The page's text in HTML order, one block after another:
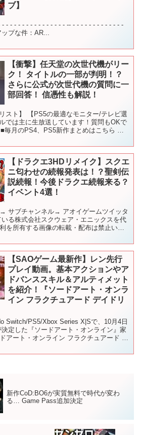
ブ】
- - - - - - - - - - - - - - - -- - - - - - - - - - - - - -
プな件：AR...
【衝撃】任天堂の次世代機がリー
ク！ タイトルの一部が判明！？
さらに公式が次世代機の質問に一
部回答！ 信憑性も解説！
スト】 【PS5の最適なモニター/テレビ選
では主に生放送しています！質問もOKで
毎月のPS4、PS5新作まとめはこちら 〇
【ドラクエ3HDリメイク】スクエ
ニ匂わせの続報発表は！？聖剣伝
説続報！今後ドラクエ続報来る？
イベント4選！
サブチャンネル→ アオイゲームツイッタ
る株式会社スクウェア・エニックスを代
を所有する画像の転載・配布は禁止いた
【SAOゲーム最新作】レン先行
プレイ動画。基本アクションやア
ドバンススキル＆アルティメット
を紹介！『ソードアート・オンラ
イン フラクチュアード デイドリ
Switch/PS5/Xbox Series X|Sで、10月4日
定した『ソードアート・オンライン』家
アート・オンライン フラクチュアード デ
新作CoD:BO6が実質無料で時代が変わ
る… Game Pass追加決定